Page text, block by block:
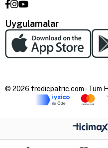
Uygulamalar
© 2026 fredicpatric.com - Tüm